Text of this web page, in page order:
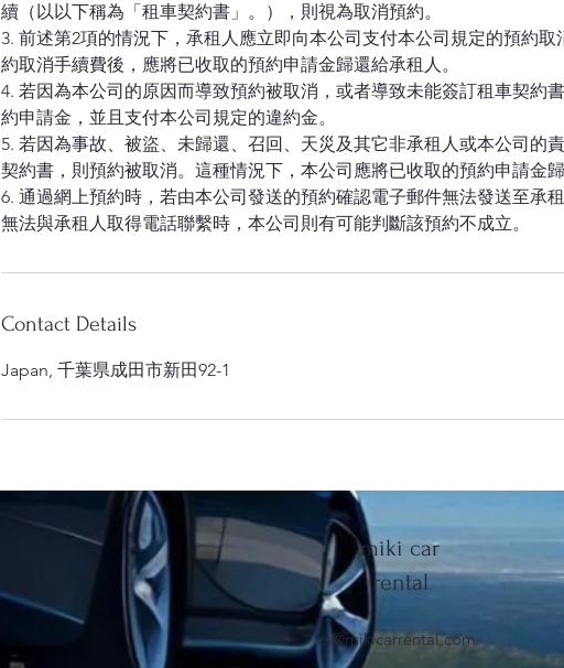
續（以以下稱為「租車契約書」。），則視為取消預約。
3. 前述第2項的情況下，承租人應立即向本公司支付本公司規定的預約
約取消手續費後，應將已收取的預約申請金歸還給承租人。
4. 若因為本公司的原因而導致預約被取消，或者導致未能簽訂租車契約
約申請金，並且支付本公司規定的違約金。
5. 若因為事故、被盜、未歸還、召回、天災及其它非承租人或本公司的
契約書，則預約被取消。這種情況下，本公司應將已收取的預約申請金歸
6. 通過網上預約時，若由本公司發送的預約確認電子郵件無法發送至承
Contact Details
Japan, 千葉県成田市新田92-1
miki car
rental
cs@mikicarrental.com